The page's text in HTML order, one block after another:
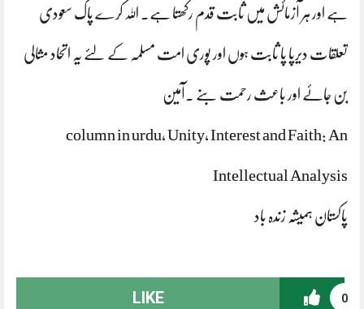
ہے اور ہر آزمائش میں ثابت قدم رکھتا ہے۔ اللہ کرے پاک سعودی
تعلقات دیرپا پا ثابت ہوں اور پوری امت مسلمہ کے لئے یہ اتحاد مثالی
بن جائے اور باعث رحمت بنے ۔آمین
column in urdu, Unity, Interest and Faith: An
Intellectual Analysis
پاکستان ہمیشہ زندہ باد
0
LIKE